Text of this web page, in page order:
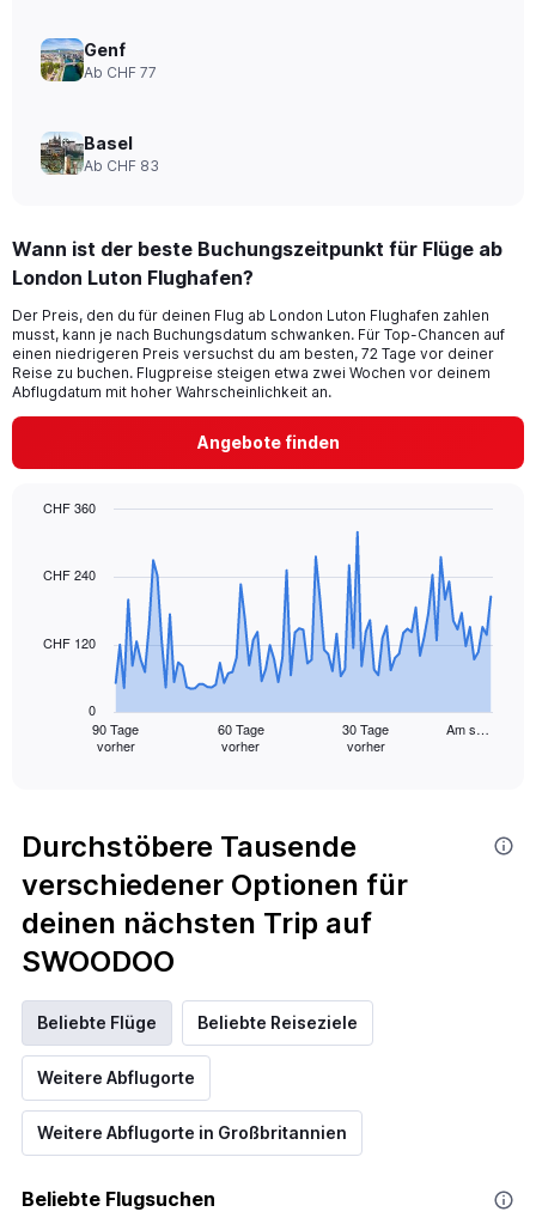
Genf
Ab CHF 77
Basel
Ab CHF 83
Wann ist der beste Buchungszeitpunkt für Flüge ab
London Luton Flughafen?
Der Preis, den du für deinen Flug ab London Luton Flughafen zahlen
musst, kann je nach Buchungsdatum schwanken. Für Top-Chancen auf
einen niedrigeren Preis versuchst du am besten, 72 Tage vor deiner
Reise zu buchen. Flugpreise steigen etwa zwei Wochen vor deinem
Abflugdatum mit hoher Wahrscheinlichkeit an.
Angebote finden
91
Range:
91
categories.
The
chart
has
1
Y
axis
displaying
values.
Range:
0
to
360.
90 Tage
vorher
60 Tage
vorher
30 Tage
vorher
Am s…
0
CHF 120
CHF 240
CHF 360
Durchstöbere Tausende
verschiedener Optionen für
deinen nächsten Trip auf
SWOODOO
Beliebte Flüge Beliebte Reiseziele
Weitere Abflugorte
Weitere Abflugorte in Großbritannien
Beliebte Flugsuchen